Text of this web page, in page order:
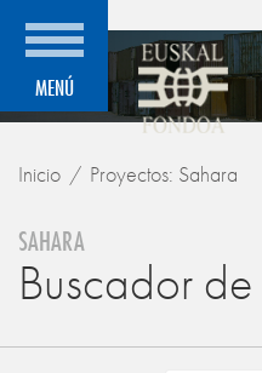
MENÚ
Inicio Proyectos: Sahara
SAHARA
Buscador